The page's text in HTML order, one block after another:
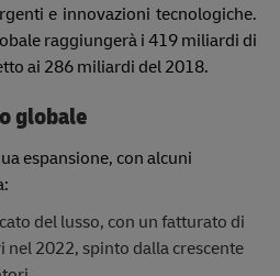
e innovazioni tecnologiche.
raggiungerà i 419 miliardi di
ai 286 miliardi del 2018.
globale
espansione, con alcuni
del lusso, con un fatturato di
2022, spinto dalla crescente